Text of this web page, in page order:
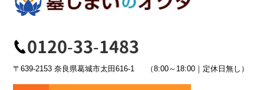
0120-33-1483
〒639-2153 奈良県葛城市太田616-1 （8:00～18:00｜定休日無し）